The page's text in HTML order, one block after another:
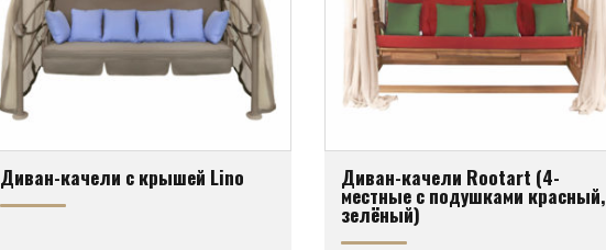
Диван-качели с крышей Lino Диван-качели Rootart (4-
местные с подушками красный,
зелёный)